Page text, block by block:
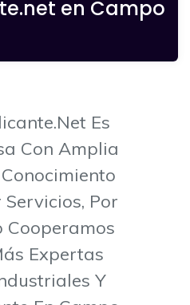
en Campo
Es
Con Amplia
Servicios, Por
Cooperamos
Expertas
Y